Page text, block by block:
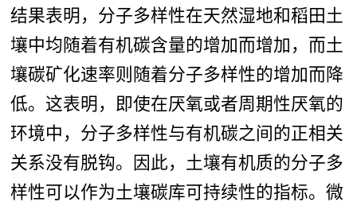
结果表明，分子多样性在天然湿地和稻田土
壤中均随着有机碳含量的增加而增加，而土
壤碳矿化速率则随着分子多样性的增加而降
低。这表明，即使在厌氧或者周期性厌氧的
环境中，分子多样性与有机碳之间的正相关
关系没有脱钩。因此，土壤有机质的分子多
样性可以作为土壤碳库可持续性的指标。微